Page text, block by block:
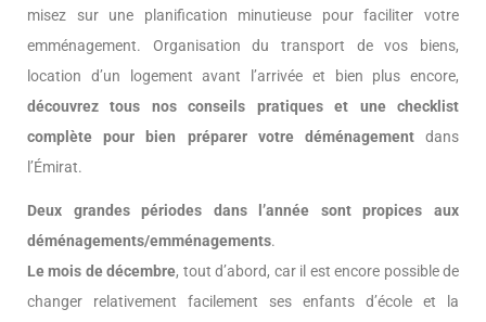
misez sur une planification minutieuse pour faciliter votre
emménagement. Organisation du transport de vos biens,
location d’un logement avant l’arrivée et bien plus encore,
découvrez tous nos conseils pratiques et une checklist
complète pour bien préparer votre déménagementdans
l’Émirat.
Deux grandes périodes dans l’année sont propices aux
déménagements/emménagements.
Le mois de décembre, tout d’abord, car il est encore possible de
changer relativement facilement ses enfants d’école et la